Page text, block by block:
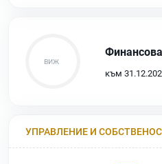
към
УПРАВЛЕНИЕ И